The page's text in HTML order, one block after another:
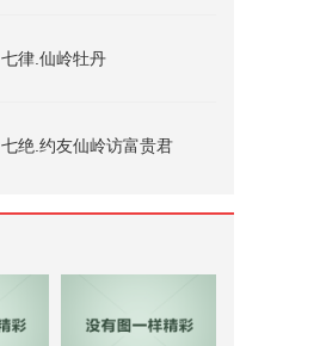
七律.仙岭牡丹
七绝.约友仙岭访富贵君